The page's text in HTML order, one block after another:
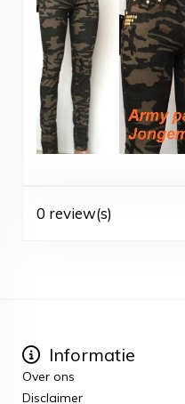
0 review(s)
Informatie
Over ons
Disclaimer